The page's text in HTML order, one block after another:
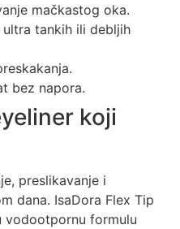
mačkastog oka.
tankih ili debljih
bez napora.
koji
preslikavanje i
dana. IsaDora Flex Tip
vodootpornu formulu